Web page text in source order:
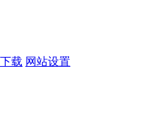
载 网站设置